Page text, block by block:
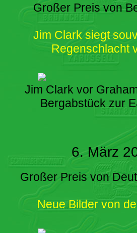
Großer Preis von
Jim Clark siegt
Regenschlacht
Jim Clark vor
Bergabstück zur
6. März
Großer Preis von
Neue Bilder von